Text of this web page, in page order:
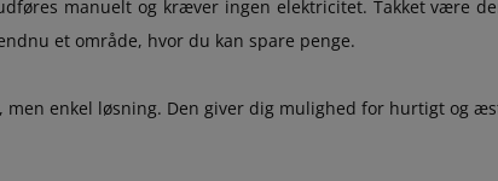
manuelt og kræver ingen elektricitet. Takket være
et område, hvor du kan spare penge.
men enkel løsning. Den giver dig mulighed for hurtigt og